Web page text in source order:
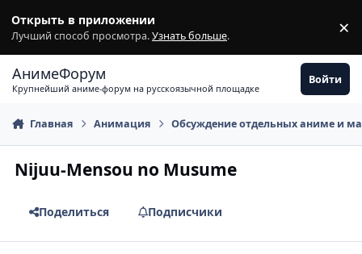
Открыть в приложении
Лучший способ просмотра.Узнать больше. ×
АнимеФорум
Крупнейший аниме-форум на русскоязычной площадке
Войти
Главная Анимация Обсуждение отдельных аниме и
Nijuu-Mensou no Musume
Поделиться Подписчики